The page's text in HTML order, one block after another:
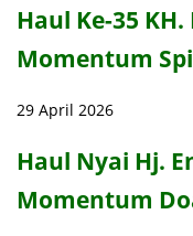
Haul Ke-35
Momentum
29 April 2026
Haul Nyai Hj.
Momentum